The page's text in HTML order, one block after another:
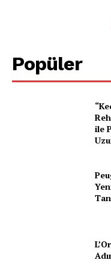
Pet
Popüler
ile